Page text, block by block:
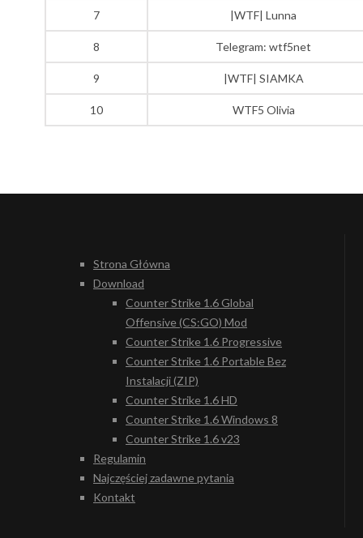
7 |WTF| Lunna
8 Telegram: wtf5net
9 |WTF| SIAMKA
10 WTF5 Olivia
Strona Główna
Download
Counter Strike 1.6 Global
Offensive (CS:GO) Mod
Counter Strike 1.6 Progressive
Counter Strike 1.6 Portable Bez
Instalacji (ZIP)
Counter Strike 1.6 HD
Counter Strike 1.6 Windows 8
Counter Strike 1.6 v23
Regulamin
Najczęściej zadawne pytania
Kontakt